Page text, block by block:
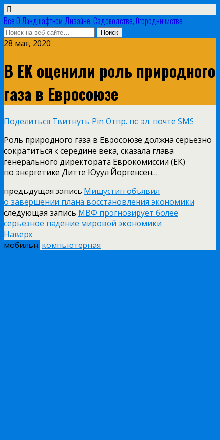
Все О Ландшафтном Дизайне, Садоводстве, Огородничистве
28 мая, 2020
В ЕК оценили роль природного
газа в Евросоюзе
Поделиться Твитнуть Pin Отпр. по эл. почте SMS
Роль природного газа в Евросоюзе должна серьезно
сократиться к середине века, сказала глава
генерального директората Еврокомиссии (ЕК)
по энергетике Дитте Юуул Йоргенсен…
предыдущая запись Мишустин объявил
о завершении плана восстановления экономики
следующая запись МВФ прогнозирует более
серьезное падение мировой экономики
Наверх
мобильн. компьютерная